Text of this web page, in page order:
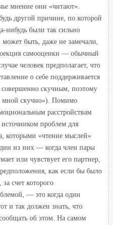
мнение они «читают».
другой причине, по которой
нибудь были так сильно
быть, даже не замечали,
самооценки — обычный
человек предполагает, что
о себе поддерживается
скучным, поэтому
мной скучно»). Помимо
расстройствам
источником проблем для
которыми «чтение мыслей»
из них — когда член пары
или чувствует его партнер,
как если бы было
счет которого
— это когда один
и так должен знать, что
об этом. На самом